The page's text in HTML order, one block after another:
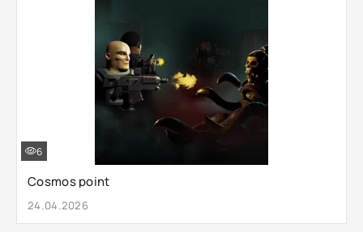
Cosmos point
24.04.2026
6